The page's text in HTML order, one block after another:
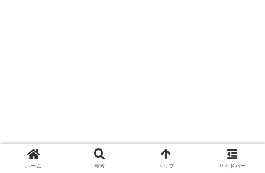
ホーム 検索 トップ サイドバー